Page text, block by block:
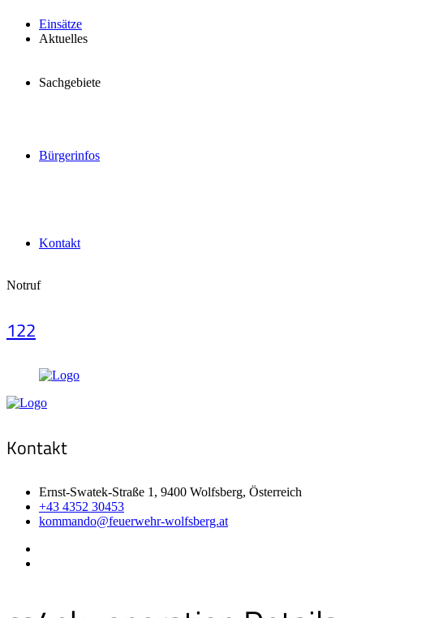
Einsätze
Aktuelles
Sachgebiete
Bürgerinfos
Kontakt
Notruf
122
Kontakt
Ernst-Swatek-Straße 1, 9400 Wolfsberg, Österreich
+43 4352 30453
kommando@feuerwehr-wolfsberg.at